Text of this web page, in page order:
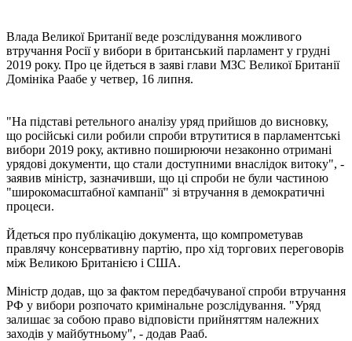
Влада Великої Британії веде розслідування можливого
втручання Росії у вибори в британський парламент у грудні
2019 року. Про це йдеться в заяві глави МЗС Великої Британії
Домініка Раабе у четвер, 16 липня.
"На підставі ретельного аналізу уряд прийшов до висновку,
що російські сили робили спроби втрутитися в парламентські
вибори 2019 року, активно поширюючи незаконно отримані
урядові документи, що стали доступними внаслідок витоку", -
заявив міністр, зазначивши, що ці спроби не були частиною
"широкомасштабної кампанії" зі втручання в демократичні
процеси.
Йдеться про публікацію документа, що компрометував
правлячу консервативну партію, про хід торгових переговорів
між Великою Британією і США.
Міністр додав, що за фактом передбачуваної спроби втручання
РФ у вибори розпочато кримінальне розслідування. "Уряд
залишає за собою право відповісти прийняттям належних
заходів у майбутньому", - додав Рааб.